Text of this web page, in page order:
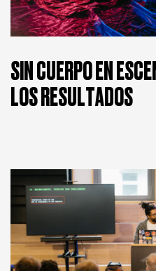
SIN CUERPO EN
LOS RESULTADOS